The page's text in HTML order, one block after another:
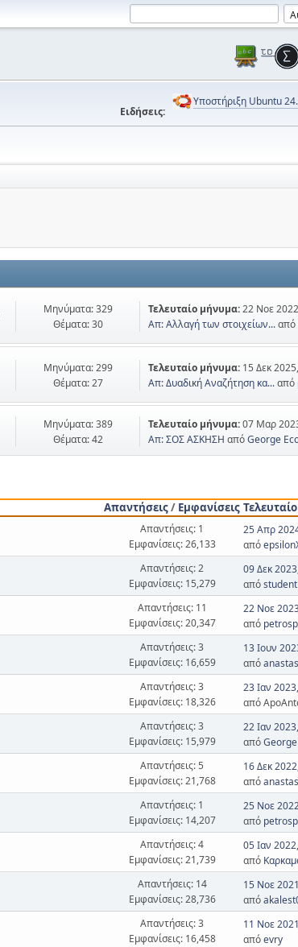
Ειδήσεις:
Υποστήριξη Ubuntu
Μηνύματα: 329
Θέματα: 30
Τελευταίο μήνυμα:22 Νοε
Απ: Αλλαγή των στοιχείων...από
Μηνύματα: 299
Θέματα: 27
Τελευταίο μήνυμα: 15 Δεκ
Απ: Δυαδική Αναζήτηση κα...από
Μηνύματα: 389
Θέματα: 42
Τελευταίο μήνυμα:07 Μαρ
Απ: ΣΟΣ ΑΣΚΗΣΗ απόGeorge
Απαντήσεις/ Εμφανίσεις
Απαντήσεις: 1
Εμφανίσεις: 26,133
25 Απρ
από
Απαντήσεις: 2
Εμφανίσεις: 15,279
09 Δεκ
από
Απαντήσεις: 11
Εμφανίσεις: 20,347
22 Νοε
από
Απαντήσεις: 3
Εμφανίσεις: 16,659
13 Ιουν
από
Απαντήσεις: 3
Εμφανίσεις: 18,326
23 Ιαν
από
Απαντήσεις: 3
Εμφανίσεις: 15,979
22 Ιαν
από
Απαντήσεις: 5
Εμφανίσεις: 21,768
16 Δεκ
από
Απαντήσεις: 1
Εμφανίσεις: 14,207
25 Νοε
από
Απαντήσεις: 4
Εμφανίσεις: 21,739
05 Ιαν
από
Απαντήσεις: 14
Εμφανίσεις: 28,736
15 Νοε
από
Απαντήσεις: 3
Εμφανίσεις: 16,458
11 Νοε
απόevry